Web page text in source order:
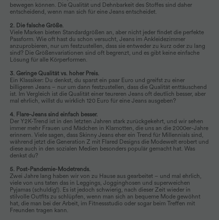
bewegen können. Die Qualität und Dehnbarkeit des Stoffes sind daher
entscheidend, wenn man sich für eine Jeans entscheidet.
2. Die falsche Größe.
Viele Marken bieten Standardgrößen an, aber nicht jeder findet die perfekte
Passform. Wie oft hast du schon versucht, Jeans im Ankleidezimmer
anzuprobieren, nur um festzustellen, dass sie entweder zu kurz oder zu lang
sind? Die Größenvariationen sind oft begrenzt, und es gibt keine einfache
Lösung für alle Körperformen.
3. Geringe Qualität vs. hoher Preis.
Ein Klassiker: Du denkst, du sparst ein paar Euro und greifst zu einer
billigeren Jeans – nur um dann festzustellen, dass die Qualität enttäuschend
ist. Im Vergleich ist die Qualität einer teureren Jeans oft deutlich besser, aber
mal ehrlich, willst du wirklich 120 Euro für eine Jeans ausgeben?
4. Flare-Jeans sind einfach besser.
Der Y2K-Trend ist in den letzten Jahren stark zurückgekehrt, und wir sehen
immer mehr Frauen und Mädchen in Klamotten, die uns an die 2000er-Jahre
erinnern. Viele sagen, dass Skinny Jeans eher ein Trend für Millennials sind,
während jetzt die Generation Z mit Flared Designs die Modewelt erobert und
diese auch in den sozialen Medien besonders populär gemacht hat. Was
denkst du?
5. Post-Pandemie-Modetrends.
Zwei Jahre lang haben wir von zu Hause aus gearbeitet – und mal ehrlich,
viele von uns taten das in Leggings, Jogginghosen und superweichen
Pyjamas (schuldig!). Es ist jedoch schwierig, nach dieser Zeit wieder in
stilvolle Outfits zu schlüpfen, wenn man sich an bequeme Mode gewöhnt
hat, die man bei der Arbeit, im Fitnessstudio oder sogar beim Treffen mit
Freunden tragen kann.